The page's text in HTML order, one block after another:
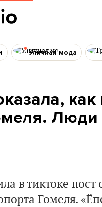
Уличная мода
в тиктоке
Гомеля.